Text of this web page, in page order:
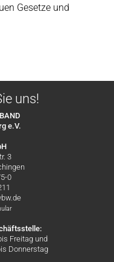
Gesetze und
uns!
e.V.
3
0
Freitag und
Donnerstag